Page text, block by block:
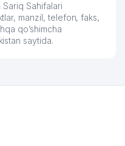
Sariq Sahifalari
manzil, telefon, faks,
qo’shimcha
saytida.